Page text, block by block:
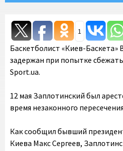
1
Баскетболист «Киев-Баскета»
задержан при попытке
Sport.ua.
12 мая Заплотинский был
время незаконного
Как сообщил бывший
Киева Макс Сергеев,